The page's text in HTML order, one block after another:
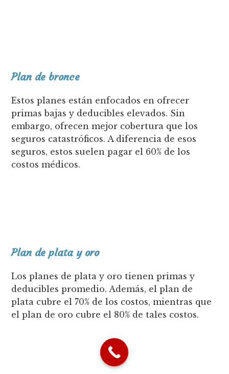
Plan de bronce
Estos planes están enfocados en ofrecer
primas bajas y deducibles elevados. Sin
embargo, ofrecen mejor cobertura que los
seguros catastróficos. A diferencia de esos
seguros, estos suelen pagar el 60% de los
costos médicos.
Plan de plata y oro
Los planes de plata y oro tienen primas y
deducibles promedio. Además, el plan de
plata cubre el 70% de los costos, mientras que
el plan de oro cubre el 80% de tales costos.